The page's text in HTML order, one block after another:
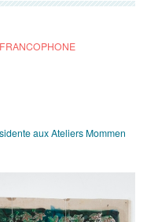
aux Ateliers Mommen